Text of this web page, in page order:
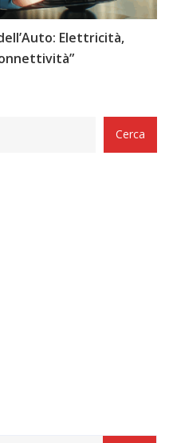
Elettricità,
Cerca